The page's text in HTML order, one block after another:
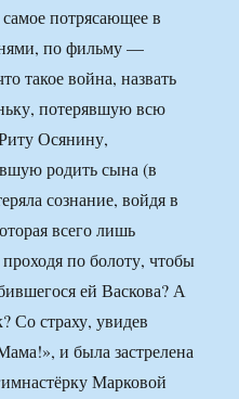
потрясающее в
по фильму —
такое война, назвать
потерявшую всю
Осянину,
родить сына (в
сознание, войдя в
всего лишь
по болоту, чтобы
ей Васкова? А
Со страху, увидев
и была застрелена
Марковой